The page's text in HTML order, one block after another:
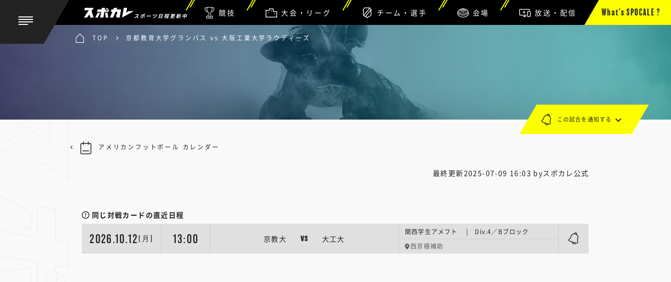
スポーツ日程更新中 競技 大会・リーグ チーム・選手 会場 放送・配信 What’s SPOCALE ?
TOP 京都教育大学グランパス vs 大阪工業大学ラウディーズ
最終更新2025-07-09 16:03 byスポカレ公式
同じ対戦カードの直近日程
2026.10.12 [月] 13:00 京教大 VS 大工大
関西学生アメフト | Div.4／Bブロック
西京極補助
この試合を通知する
アメリカンフットボール カレンダー